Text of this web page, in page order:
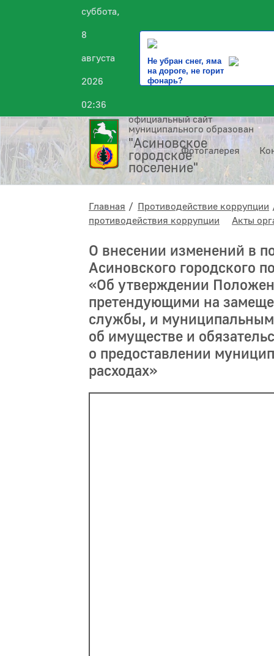
суббота,
8
августа
2026
02:36
Не убран снег, яма
на дороге, не горит
фонарь?
официальный сайт
муниципального образования
"Асиновское
городское
поселение"
Фотогалерея
Главная
Противодействие коррупции
противодействия коррупции
Акты
О внесении изменений в
Асиновского городского
«Об утверждении
претендующими на
службы, и
об имуществе и
о предоставлении
расходах»